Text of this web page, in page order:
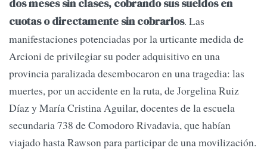
dos meses sin clases, cobrando sus sueldos en
cuotas o directamente sin cobrarlos. Las
manifestaciones potenciadas por la urticante medida de
Arcioni de privilegiar su poder adquisitivo en una
provincia paralizada desembocaron en una tragedia: las
muertes, por un accidente en la ruta, de Jorgelina Ruiz
Díaz y María Cristina Aguilar, docentes de la escuela
secundaria 738 de Comodoro Rivadavia, que habían
viajado hasta Rawson para participar de una movilización.